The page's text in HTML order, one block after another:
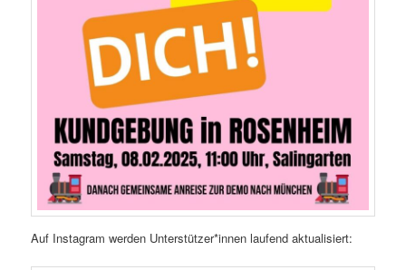
Auf Instagram werden Unterstützer*innen laufend aktualisiert: